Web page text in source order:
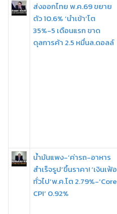
ส่งออกไทย พ.ค.69 ขยาย
ตัว 10.6% ‘นำเข้า’โต
35%-5 เดือนแรก ขาด
ดุลการค้า 2.5 หมื่นล.ดอลล์
น้ำมันแพง-‘ค่ารถ-อาหาร
สำเร็จรูป’ขึ้นราคา! ‘เงินเฟ้อ
ทั่วไป’พ.ค.โต 2.79%-‘Core
CPI’ 0.92%